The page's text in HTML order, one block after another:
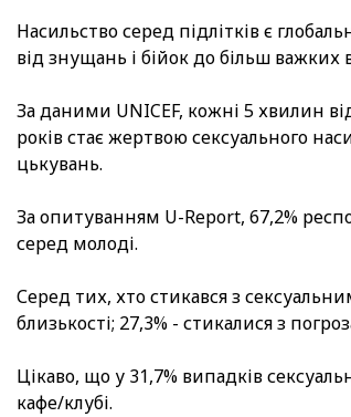
Насильство серед підлітків є
від знущань і бійок до більш важких
За даними UNICEF, кожні 5 хвилин
років стає жертвою сексуального
цькувань.
Заопитуванням U-Report, 67,2%
серед молоді.
Серед тих, хто стикався з
близькості; 27,3% - стикалися з
Цікаво, що у 31,7% випадків
кафе/клубі.